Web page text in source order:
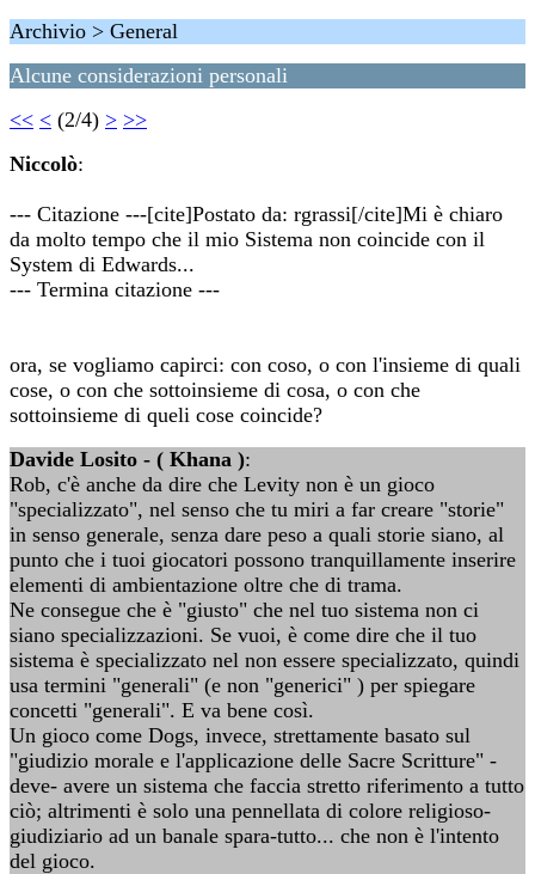
Archivio > General
Alcune considerazioni personali
<< < (2/4) > >>
Niccolò:
--- Citazione ---[cite]Postato da: rgrassi[/cite]Mi è chiaro
da molto tempo che il mio Sistema non coincide con il
System di Edwards...
--- Termina citazione ---
ora, se vogliamo capirci: con coso, o con l'insieme di quali
cose, o con che sottoinsieme di cosa, o con che
sottoinsieme di queli cose coincide?
Davide Losito - ( Khana ):
Rob, c'è anche da dire che Levity non è un gioco
"specializzato", nel senso che tu miri a far creare "storie"
in senso generale, senza dare peso a quali storie siano, al
punto che i tuoi giocatori possono tranquillamente inserire
elementi di ambientazione oltre che di trama.
Ne consegue che è "giusto" che nel tuo sistema non ci
siano specializzazioni. Se vuoi, è come dire che il tuo
sistema è specializzato nel non essere specializzato, quindi
usa termini "generali" (e non "generici" ) per spiegare
concetti "generali". E va bene così.
Un gioco come Dogs, invece, strettamente basato sul
"giudizio morale e l'applicazione delle Sacre Scritture" -
deve- avere un sistema che faccia stretto riferimento a tutto
ciò; altrimenti è solo una pennellata di colore religioso-
giudiziario ad un banale spara-tutto... che non è l'intento
del gioco.